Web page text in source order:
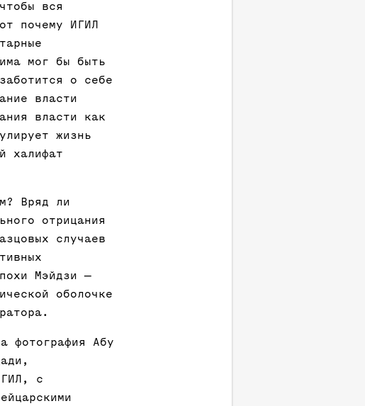
вся
почему ИГИЛ
мог бы быть
о себе
власти
власти как
жизнь
халифат
Вряд ли
отрицания
случаев
Мэйдзи —
оболочке
фотография Абу
с